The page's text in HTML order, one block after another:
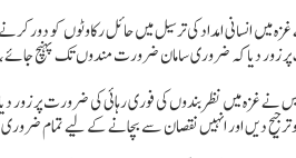
میں انسانی امداد کی ترسیل میں حائل رکاوٹوں کو دور
پر زور دیا کہ ضروری سامان ضرورت مندوں تک پہنچ
نے غزہ میں نظربندوں کی فوری رہائی کی ضرورت پر زور
ترجیح دیں اور انہیں نقصان سے بچانے کے لیے تمام